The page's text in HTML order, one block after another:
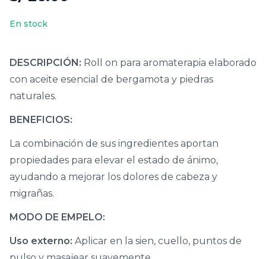
En stock
DESCRIPCIÓN: Roll on para aromaterapia elaborado
con aceite esencial de bergamota y piedras
naturales.
BENEFICIOS:
La combinación de sus ingredientes aportan
propiedades para elevar el estado de ánimo,
ayudando a mejorar los dolores de cabeza y
migrañas.
MODO DE EMPELO:
Uso externo: Aplicar en la sien, cuello, puntos de